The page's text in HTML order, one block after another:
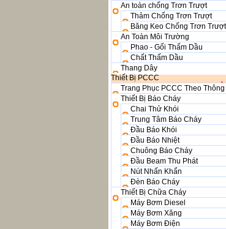
An toàn chống Trơn Trượt
Thảm Chống Trơn Trượt
Băng Keo Chống Trơn Trượt
An Toàn Môi Trường
Phao - Gối Thấm Dầu
Chất Thấm Dầu
Thang Dây
Thiết Bị PCCC
Trang Phục PCCC Theo
Thiết Bị Báo Cháy
Chai Thử Khói
Trung Tâm Báo Cháy
Đầu Báo Khói
Đầu Báo Nhiệt
Chuông Báo Cháy
Đầu Beam Thu Phát
Nút Nhấn Khẩn
Đèn Báo Cháy
Thiết Bị Chữa Cháy
Máy Bơm Diesel
Máy Bơm Xăng
Máy Bơm Điện